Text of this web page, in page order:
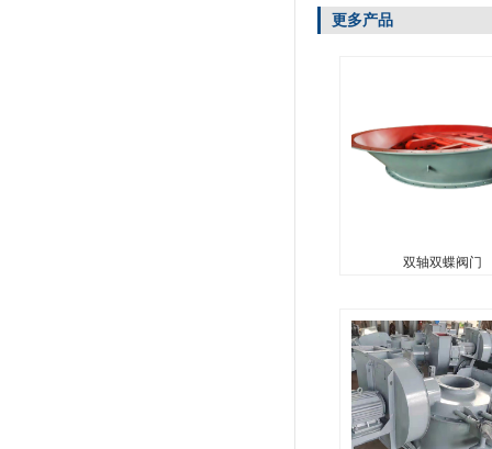
更多产品
双轴双蝶阀门
一体式水泥散装
...